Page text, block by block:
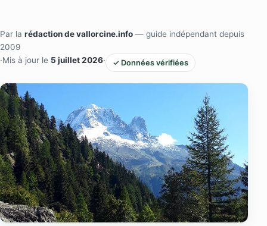
Par la rédaction de vallorcine.info — guide indépendant depuis
2009
·Mis à jour le 5 juillet 2026· ✓ Données vérifiées